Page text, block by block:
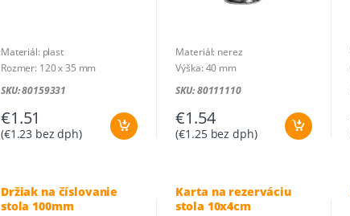
Materiál: plast
Rozmer: 120 x 35 mm
SKU: 80159331
€1.51
(€1.23 bez dph)
Materiál: nerez
Výška: 40 mm
SKU: 80111110
€1.54
(€1.25bez dph)
Držiak na číslovanie
stola 100mm
Karta na rezerváciu
stola 10x4cm